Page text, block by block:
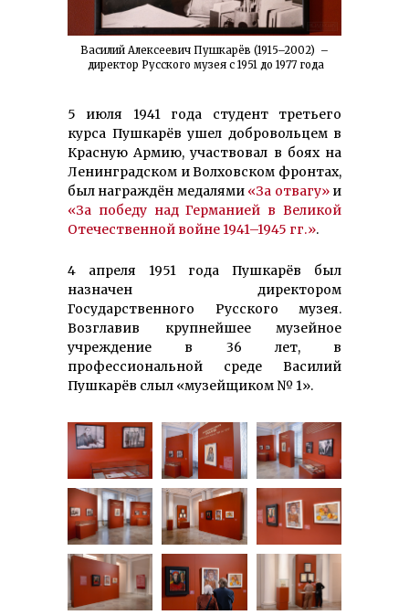
Василий Алексеевич Пушкарёв (1915–2002) –
директор Русского музея с 1951 до 1977 года
5 июля 1941 года студент третьего
курса Пушкарёв ушел добровольцем в
Красную Армию, участвовал в боях на
Ленинградском и Волховском фронтах,
был награждён медалями «За отвагу»и
«За победу над Германией в Великой
Отечественной войне 1941–1945 гг.».
4 апреля 1951 года Пушкарёв был
назначен директором
Государственного Русского музея.
Возглавив крупнейшее музейное
учреждение в 36 лет, в
профессиональной среде Василий
Пушкарёв слыл «музейщиком № 1».